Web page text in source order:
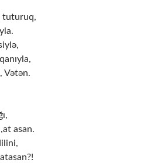
tuturuq,
Vətən.
asan.